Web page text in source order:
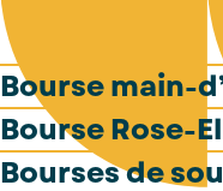
Bourse main-
Bourse Rose-
Bourses de